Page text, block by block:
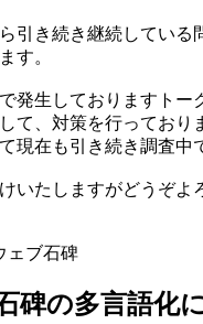
引き続き継続している
す。
発生しておりますトー
て、対策を行っており
現在も引き続き調査中
いたしますがどうぞよ
ェブ石碑
碑の多言語化